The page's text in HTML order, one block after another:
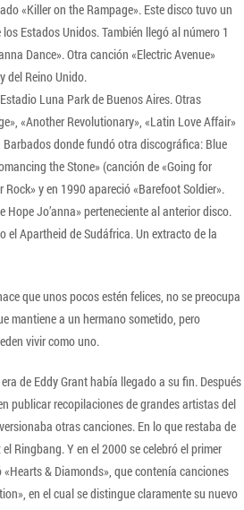
«Killer on the Rampage». Este disco tuvo un
Estados Unidos. También llegó al número 1
Dance». Otra canción «Electric Avenue»
del Reino Unido.​
Luna Park de Buenos Aires. Otras
«Another Revolutionary», «Latin Love Affair»
donde fundó otra discográfica: Blue
the Stone» (canción de «Going for
Rock» y en 1990 apareció «Barefoot Soldier».
Jo’anna» perteneciente al anterior disco.​
Apartheid de Sudáfrica. Un extracto de la
que unos pocos estén felices, no se preocupa
mantiene a un hermano sometido, pero
vivir como uno.
de Eddy Grant había llegado a su fin. Después
publicar recopilaciones de grandes artistas del
otras canciones. En lo que restaba de
Ringbang. Y en el 2000 se celebró el primer
& Diamonds», que contenía canciones
en el cual se distingue claramente su nuevo